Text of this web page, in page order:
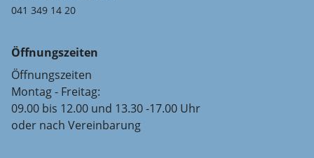
041 349 14 20
Öffnungszeiten
Öffnungszeiten
Montag - Freitag:
09.00 bis 12.00 und 13.30 -17.00 Uhr
oder nach Vereinbarung